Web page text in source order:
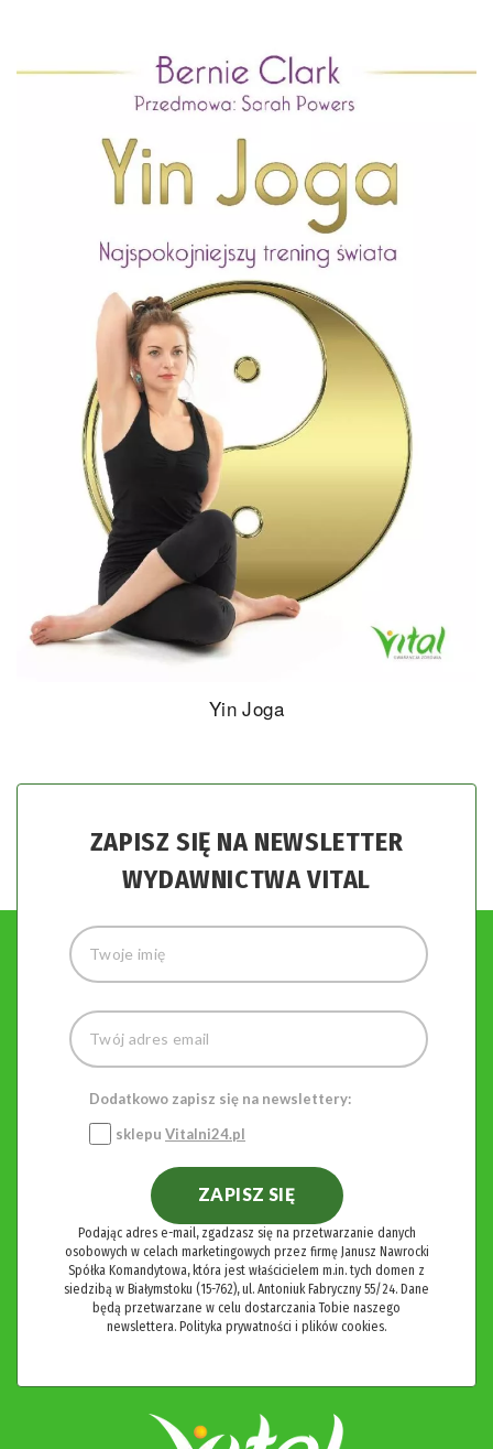
Yin Joga
ZAPISZ SIĘ NA NEWSLETTER
WYDAWNICTWA VITAL
Dodatkowo zapisz się na newslettery:
sklepu Vitalni24.pl
ZAPISZ SIĘ
Podając adres e-mail, zgadzasz się na przetwarzanie danych
osobowych w celach marketingowych przez firmę Janusz Nawrocki
Spółka Komandytowa, która jest właścicielem m.in. tych domen z
siedzibą w Białymstoku (15-762), ul. Antoniuk Fabryczny 55/24. Dane
będą przetwarzane w celu dostarczania Tobie naszego
newslettera. Polityka prywatności i plików cookies.